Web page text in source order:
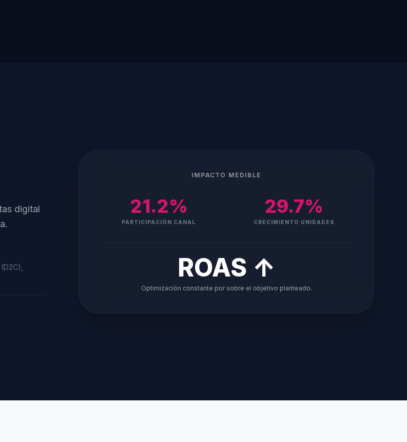
digital
IMPACTO MEDIBLE
21.2%
PARTICIPACIÓN CANAL
29.7%
CRECIMIENTO UNIDADES
ROAS ↑
Optimización constante por sobre el objetivo planteado.